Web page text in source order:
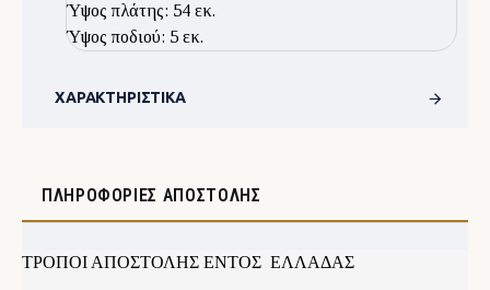
Ύψος πλάτης: 54 εκ.
Ύψος ποδιού: 5 εκ.
ΧΑΡΑΚΤΗΡΙΣΤΙΚΆ
ΠΛΗΡΟΦΟΡΊΕΣ ΑΠΟΣΤΟΛΉΣ
ΤΡΟΠΟΙ ΑΠΟΣΤΟΛΗΣ ΕΝΤΟΣ ΕΛΛΑΔΑΣ